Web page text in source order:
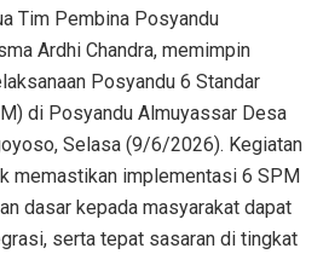
Tim Pembina Posyandu
Ardhi Chandra, memimpin
Posyandu 6 Standar
di Posyandu Almuyassar Desa
Selasa (9/6/2026). Kegiatan
memastikan implementasi 6 SPM
dasar kepada masyarakat dapat
serta tepat sasaran di tingkat